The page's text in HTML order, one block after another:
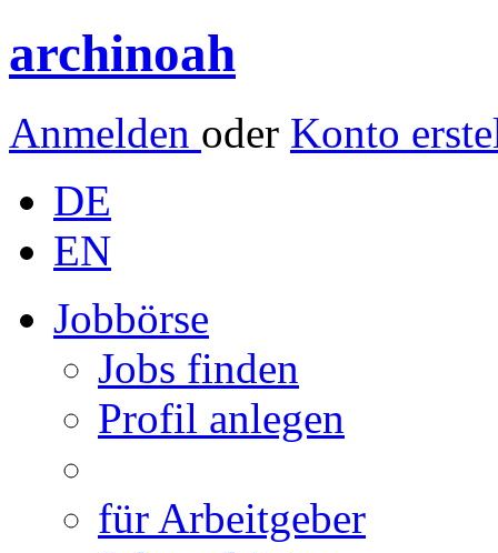
archinoah
Anmelden oder Konto
DE
EN
Jobbörse
Jobs finden
Profil anlegen
für Arbeitgeber